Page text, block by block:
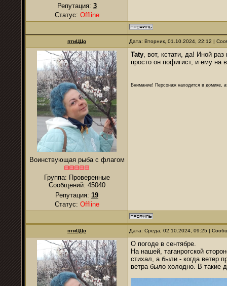
Репутация: 3
Статус: Offline
птиЦЦо Дата: Вторник, 01.10.2024, 22:12 |
Воинствующая рыба с флагом
Группа: Проверенные
Сообщений: 45040
Репутация: 19
Статус: Offline
Taty, вот, кстати, да! Иной
просто он пофигист, и ему на
Внимание! Персонаж находится в домике,
птиЦЦо Дата: Среда, 02.10.2024, 09:25 |
О погоде в сентябре.
На нашей, таганрогской
стихал, а были - когда ветер
ветра было холодно. В такие